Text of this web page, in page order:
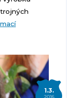
1.3.
2016